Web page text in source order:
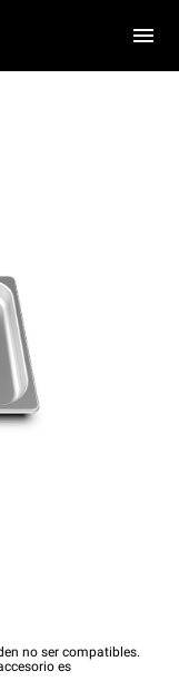
no ser compatibles.
es